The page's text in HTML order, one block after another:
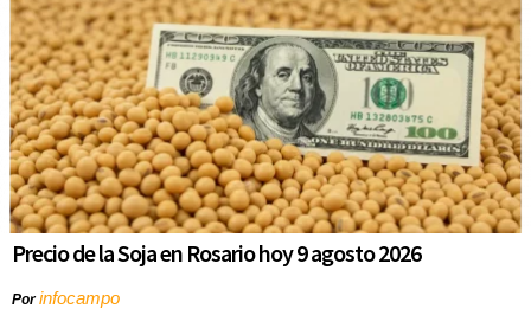
Precio de la Soja en Rosario hoy 9 agosto 2026
Porinfocampo